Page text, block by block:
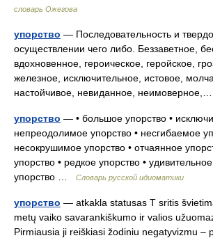
словарь Ожегова
упорство — Последовательность и
осуществлении чего либо. Беззаветное,
вдохновенное, героическое, геройское,
железное, исключительное, истовое,
настойчивое, невиданное,
упорство — • большое упорство •
непреодолимое упорство • несгибаемое
несокрушимое упорство • отчаянное
упорство • редкое упорство •
упорство …
Словарь русской идиоматики
упорство — atkakla statusas T sritis
metų vaiko savarankiškumo ir valios
Pirmiausia ji reiškiasi žodiniu negatyvizmu –